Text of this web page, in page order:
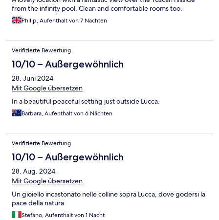
from the infinity pool. Clean and comfortable rooms too.
Philip, Aufenthalt von 7 Nächten
Verifizierte Bewertung
10/10 – Außergewöhnlich
28. Juni 2024
Mit Google übersetzen
In a beautiful peaceful setting just outside Lucca.
Barbara, Aufenthalt von 6 Nächten
Verifizierte Bewertung
10/10 – Außergewöhnlich
28. Aug. 2024
Mit Google übersetzen
Un gioiello incastonato nelle colline sopra Lucca, dove godersi la
pace della natura
Stefano, Aufenthalt von 1 Nacht